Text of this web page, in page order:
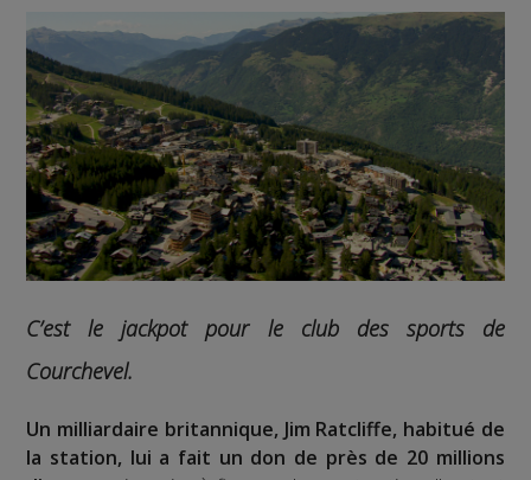
C’est le jackpot pour le club des sports de
Courchevel.
Un milliardaire britannique, Jim Ratcliffe, habitué de
la station, lui a fait un don de près de 20 millions